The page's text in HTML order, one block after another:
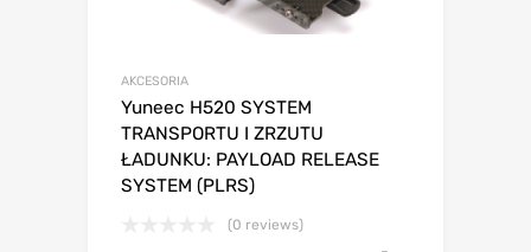
AKCESORIA
Yuneec H520 SYSTEM
TRANSPORTU I ZRZUTU
ŁADUNKU: PAYLOAD RELEASE
SYSTEM (PLRS)
(0 reviews)